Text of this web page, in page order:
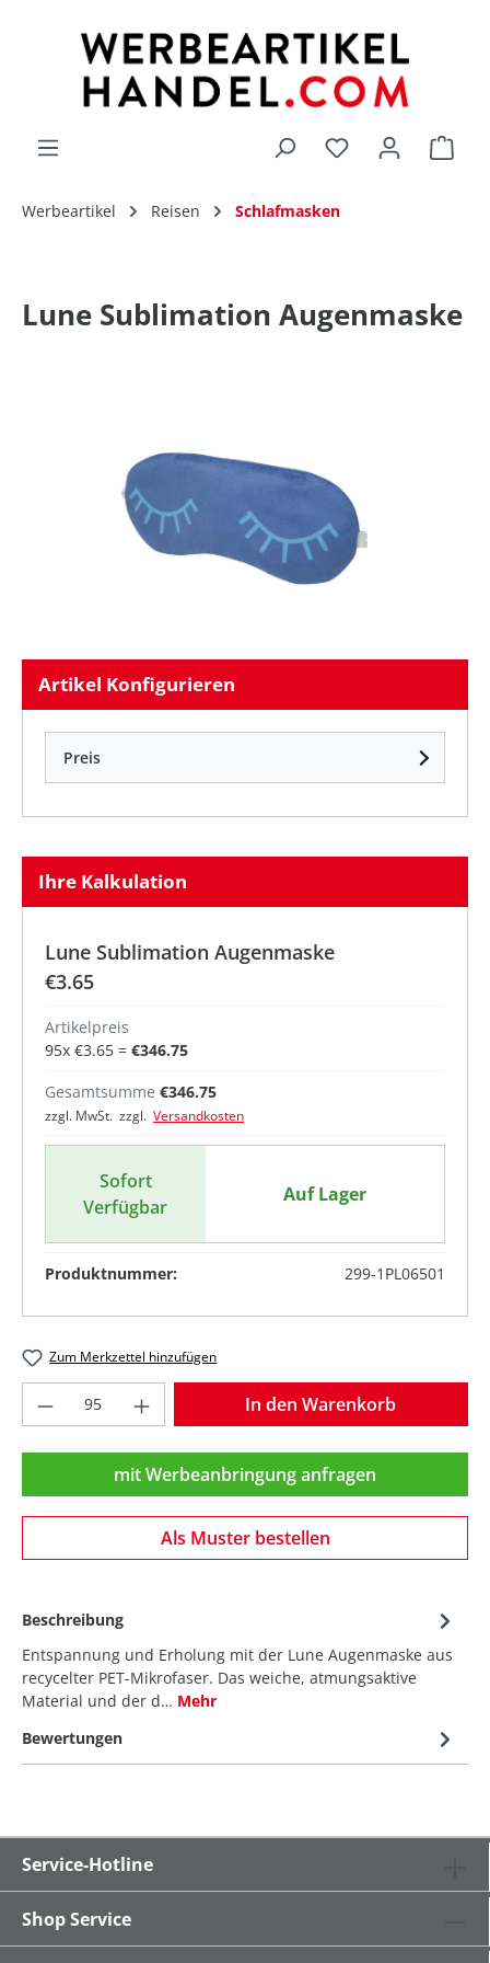
Du hast 0
Werbeartikel Reisen Schlafmasken
Lune Sublimation Augenmaske
Artikel Konfigurieren
Preis
Ihre Kalkulation
Lune Sublimation Augenmaske
€3.65
Artikelpreis
95x €3.65 = €346.75
Gesamtsumme €346.75
zzgl. MwSt. zzgl. Versandkosten
Sofort
Verfügbar
Auf Lager
Produktnummer: 299-1PL06501
Zum Merkzettel hinzufügen
Produkt Anzahl: Gib den gewünschten
In den Warenkorb
mit Werbeanbringung anfragen
Als Muster bestellen
Beschreibung
Entspannung und Erholung mit der Lune Augenmaske aus
recycelter PET-Mikrofaser. Das weiche, atmungsaktive
Material und der d… Mehr
Bewertungen
Service-Hotline
Shop Service